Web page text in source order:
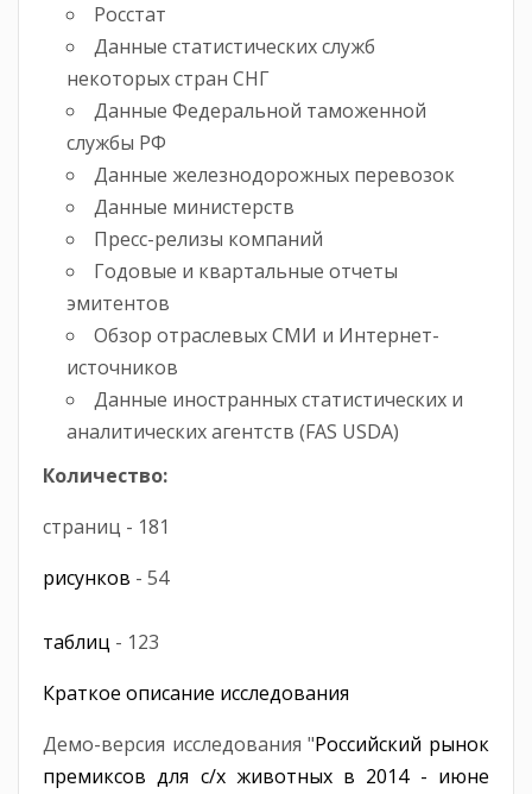
Росстат
Данные статистических служб
некоторых стран СНГ
Данные Федеральной таможенной
службы РФ
Данные железнодорожных перевозок
Данные министерств
Пресс-релизы компаний
Годовые и квартальные отчеты
эмитентов
Обзор отраслевых СМИ и Интернет-
источников
Данные иностранных статистических и
аналитических агентств (FAS USDA)
Количество:
страниц - 181
рисунков - 54
таблиц - 123
Краткое описание исследования
Демо-версия исследования "Российский рынок
премиксов для с/х животных в 2014 - июне